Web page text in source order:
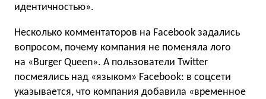
идентичностью».
Несколько комментаторов на Facebook задались
вопросом, почему компания не поменяла лого
на «Burger Queen». А пользователи Twitter
посмеялись над «языком» Facebook: в соцсети
указывается, что компания добавила «временное